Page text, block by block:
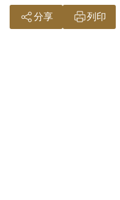
過予以補償。補
備以非法之方法
分享 列印